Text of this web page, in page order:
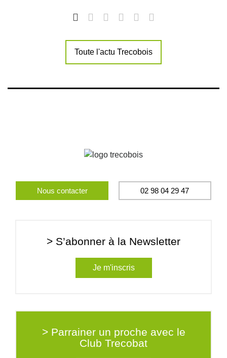
Toute l'actu Trecobois
Nous contacter 02 98 04 29 47
> S’abonner à la Newsletter
Je m'inscris
> Parrainer un proche avec le
Club Trecobat